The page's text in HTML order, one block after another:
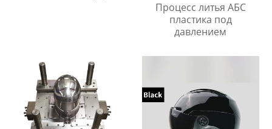
Процесс литья АБС
пластика под
давлением